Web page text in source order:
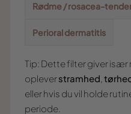
Rødme / rosacea-
Perioral dermatitis
Tip: Dette filter giver især
opleverstramhed
eller hvis du vil holde
periode.